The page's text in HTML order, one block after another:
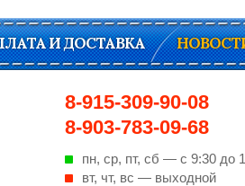
8-915-309-90-08
8-903-783-09-68
пн, ср, пт, cб — с 9:30 до
вт, чт, вс — выходной
И ДОСТАВКА